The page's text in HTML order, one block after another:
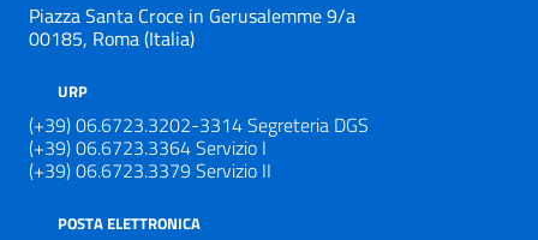
Piazza Santa Croce in Gerusalemme 9/a
00185, Roma (Italia)
URP
(+39) 06.6723.3202-3314 Segreteria DGS
(+39) 06.6723.3364 Servizio I
(+39) 06.6723.3379 Servizio II
POSTA ELETTRONICA